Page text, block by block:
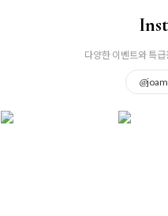
다양한 이벤트와 특
@